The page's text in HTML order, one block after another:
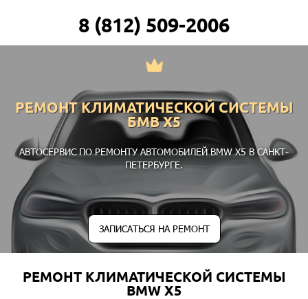
8 (812) 509-2006
РЕМОНТ КЛИМАТИЧЕСКОЙ СИСТЕМЫ
БМВ Х5
АВТОСЕРВИС ПО РЕМОНТУ АВТОМОБИЛЕЙ BMW X5 В САНКТ-
ПЕТЕРБУРГЕ.
ЗАПИСАТЬСЯ НА РЕМОНТ
РЕМОНТ КЛИМАТИЧЕСКОЙ СИСТЕМЫ
BMW X5